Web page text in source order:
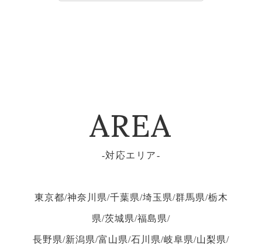
AREA
対応エリア
東京都/神奈川県/千葉県/埼玉県/群馬県/栃木
県/茨城県/福島県/
長野県/新潟県/富山県/石川県/岐阜県/山梨県/